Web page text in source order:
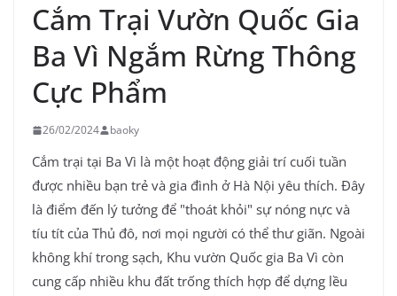
Cắm Trại Vườn Quốc Gia
Ba Vì Ngắm Rừng Thông
Cực Phẩm
26/02/2024 baoky
Cắm trại tại Ba Vì là một hoạt động giải trí cuối tuần
được nhiều bạn trẻ và gia đình ở Hà Nội yêu thích. Đây
là điểm đến lý tưởng để "thoát khỏi" sự nóng nực và
tíu tít của Thủ đô, nơi mọi người có thể thư giãn. Ngoài
không khí trong sạch, Khu vườn Quốc gia Ba Vì còn
cung cấp nhiều khu đất trống thích hợp để dựng lều